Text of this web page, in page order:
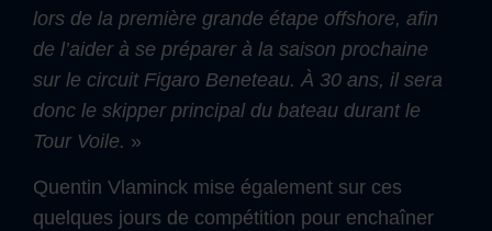
lors de la première grande étape offshore, afin
de l’aider à se préparer à la saison prochaine
sur le circuit Figaro Beneteau. À 30 ans, il sera
donc le skipper principal du bateau durant le
Tour Voile. »
Quentin Vlaminck mise également sur ces
quelques jours de compétition pour enchaîner